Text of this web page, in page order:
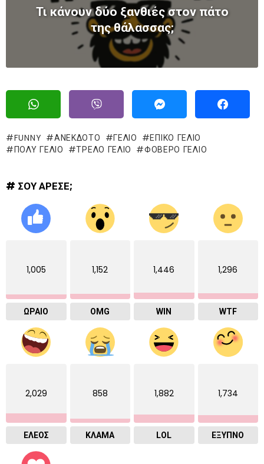
Τι κάνουν δύο ξανθιές στον πάτο
της θάλασσας;
FUNNY ΑΝΕΚΔΟΤΟ ΓΈΛΙΟ
ΕΠΙΚΌ ΓΈΛΙΟ
ΠΟΛΥ ΓΕΛΙΟ
ΤΡΕΛΌ ΓΈΛΙΟ ΦΟΒΕΡΟ ΓΕΛΙΟ
# ΣΟΥ ΑΡΕΣΕ;
1,005
ΩΡΑΙΟ
1,152
OMG
1,446
WIN
1,296
WTF
2,029
ΕΛΕΟΣ
858
ΚΛΑΜΑ
1,882
LOL
1,734
ΈΞΥΠΝΟ